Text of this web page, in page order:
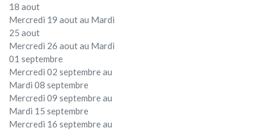
18 aout
Mercredi 19 aout au Mardi
25 aout
Mercredi 26 aout au Mardi
01 septembre
Mercredi 02 septembre au
Mardi 08 septembre
Mercredi 09 septembre au
Mardi 15 septembre
Mercredi 16 septembre au